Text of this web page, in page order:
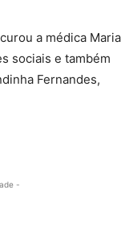
a médica Maria
sociais e também
Fernandes,
-